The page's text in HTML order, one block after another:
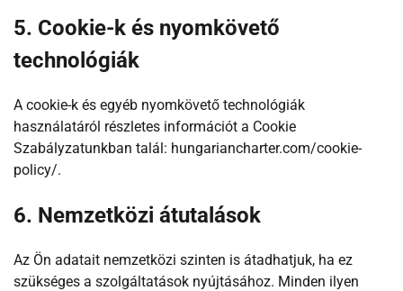
5. Cookie-k és nyomkövető
technológiák
A cookie-k és egyéb nyomkövető technológiák
használatáról részletes információt a Cookie
Szabályzatunkban talál: hungariancharter.com/cookie-
policy/.
6. Nemzetközi átutalások
Az Ön adatait nemzetközi szinten is átadhatjuk, ha ez
szükséges a szolgáltatások nyújtásához. Minden ilyen